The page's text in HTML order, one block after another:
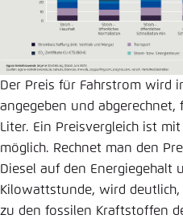
Der Preis für Fahrstrom wird
angegeben und abgerechnet,
Liter. Ein Preisvergleich ist
möglich. Rechnet man den
Diesel auf den Energiegehalt
Kilowattstunde, wird deutlich,
zu den fossilen Kraftstoffen